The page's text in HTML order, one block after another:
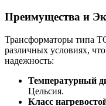
Преимущества и
Трансформаторы типа
различных условиях,
надежность:
Температурный
Цельсия.
Класс